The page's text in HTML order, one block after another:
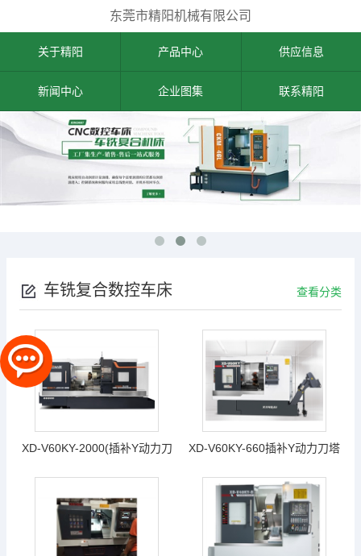
东莞市精阳机械有限公司
关于精阳 产品中心 供应信息
新闻中心 企业图集 联系精阳
车铣复合数控车床 查看分类
XD-V60KY-2000(插补Y动力刀
塔-加工产品图）（最大加工长
度2000mm，最大棒料通孔直
径Φ85mm）
XD-V60KY-660插补Y动力刀塔
数控车床（X轴行程500mm Z
轴最大行程660mm）（台湾新
代22TB-E）